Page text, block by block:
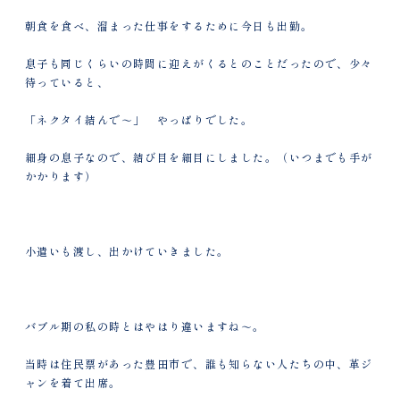
朝食を食べ、溜まった仕事をするために今日も出勤。
息子も同じくらいの時間に迎えがくるとのことだったので、少々
待っていると、
「ネクタイ結んで～」 やっぱりでした。
細身の息子なので、結び目を細目にしました。（いつまでも手が
かかります）
小遣いも渡し、出かけていきました。
バブル期の私の時とはやはり違いますね～。
当時は住民票があった豊田市で、誰も知らない人たちの中、革ジ
ャンを着て出席。